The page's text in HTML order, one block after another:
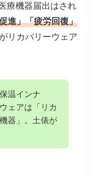
療機器届出はされ
進」「疲労回復」
リカバリーウェア
温インナ
ェアは「リカ
器」。土俵が